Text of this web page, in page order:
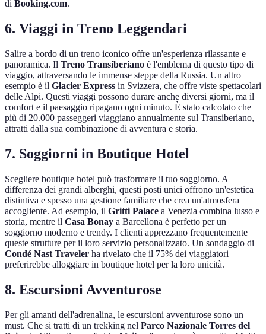
di Booking.com.
6. Viaggi in Treno Leggendari
Salire a bordo di un treno iconico offre un'esperienza rilassante e
panoramica. Il Treno Transiberiano è l'emblema di questo tipo di
viaggio, attraversando le immense steppe della Russia. Un altro
esempio è il Glacier Express in Svizzera, che offre viste spettacolari
delle Alpi. Questi viaggi possono durare anche diversi giorni, ma il
comfort e il paesaggio ripagano ogni minuto. È stato calcolato che
più di 20.000 passeggeri viaggiano annualmente sul Transiberiano,
attratti dalla sua combinazione di avventura e storia.
7. Soggiorni in Boutique Hotel
Scegliere boutique hotel può trasformare il tuo soggiorno. A
differenza dei grandi alberghi, questi posti unici offrono un'estetica
distintiva e spesso una gestione familiare che crea un'atmosfera
accogliente. Ad esempio, il Gritti Palace a Venezia combina lusso e
storia, mentre il Casa Bonay a Barcellona è perfetto per un
soggiorno moderno e trendy. I clienti apprezzano frequentemente
queste strutture per il loro servizio personalizzato. Un sondaggio di
Condé Nast Traveler ha rivelato che il 75% dei viaggiatori
preferirebbe alloggiare in boutique hotel per la loro unicità.
8. Escursioni Avventurose
Per gli amanti dell'adrenalina, le escursioni avventurose sono un
must. Che si tratti di un trekking nel Parco Nazionale Torres del